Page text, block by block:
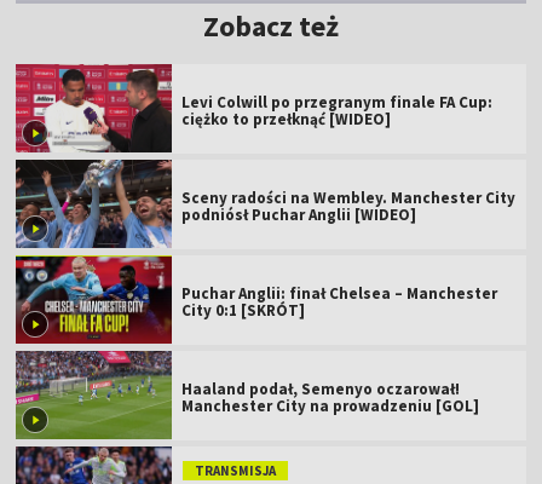
Zobacz też
Levi Colwill po przegranym finale FA Cup:
ciężko to przełknąć [WIDEO]
Sceny radości na Wembley. Manchester City
podniósł Puchar Anglii [WIDEO]
Puchar Anglii: finał Chelsea – Manchester
City 0:1 [SKRÓT]
Haaland podał, Semenyo oczarował!
Manchester City na prowadzeniu [GOL]
TRANSMISJA